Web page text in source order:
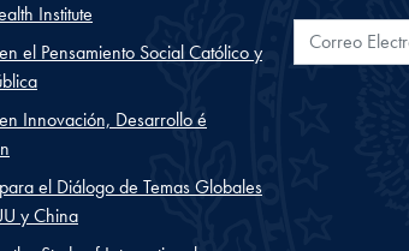
Institute
el Pensamiento Social Católico y
Innovación, Desarrollo é
el Diálogo de Temas Globales
y China
Correo